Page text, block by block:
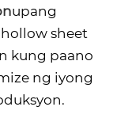
upang
sheet
kung paano
ng iyong